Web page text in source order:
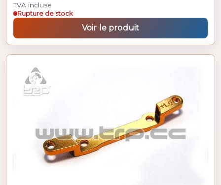
TVA incluse
Rupture de stock
Voir le produit